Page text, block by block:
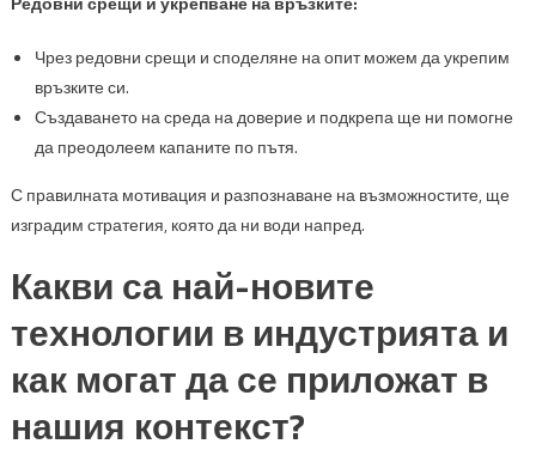
Чрез редовни срещи и споделяне на опит можем да укрепим
връзките си.
Създаването на среда на доверие и подкрепа ще ни помогне
да преодолеем капаните по пътя.
С правилната мотивация и разпознаване на възможностите, ще
изградим стратегия, която да ни води напред.
Какви са най-новите
технологии в индустрията и
как могат да се приложат в
нашия контекст?